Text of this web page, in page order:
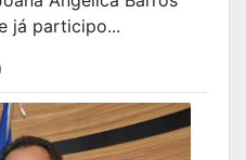
já participo...